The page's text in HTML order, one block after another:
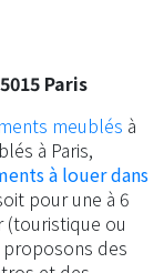
Paris
meublés à
à Paris,
à louer dans
pour une à 6
(touristique ou
des